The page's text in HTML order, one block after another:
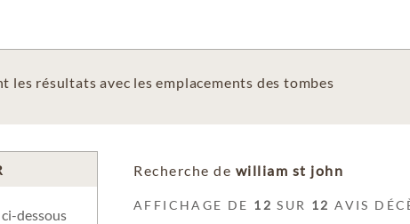
les résultats avec les emplacements des tombes
dessous
Recherche de william st john
AFFICHAGE DE 12 SUR 12 AVIS